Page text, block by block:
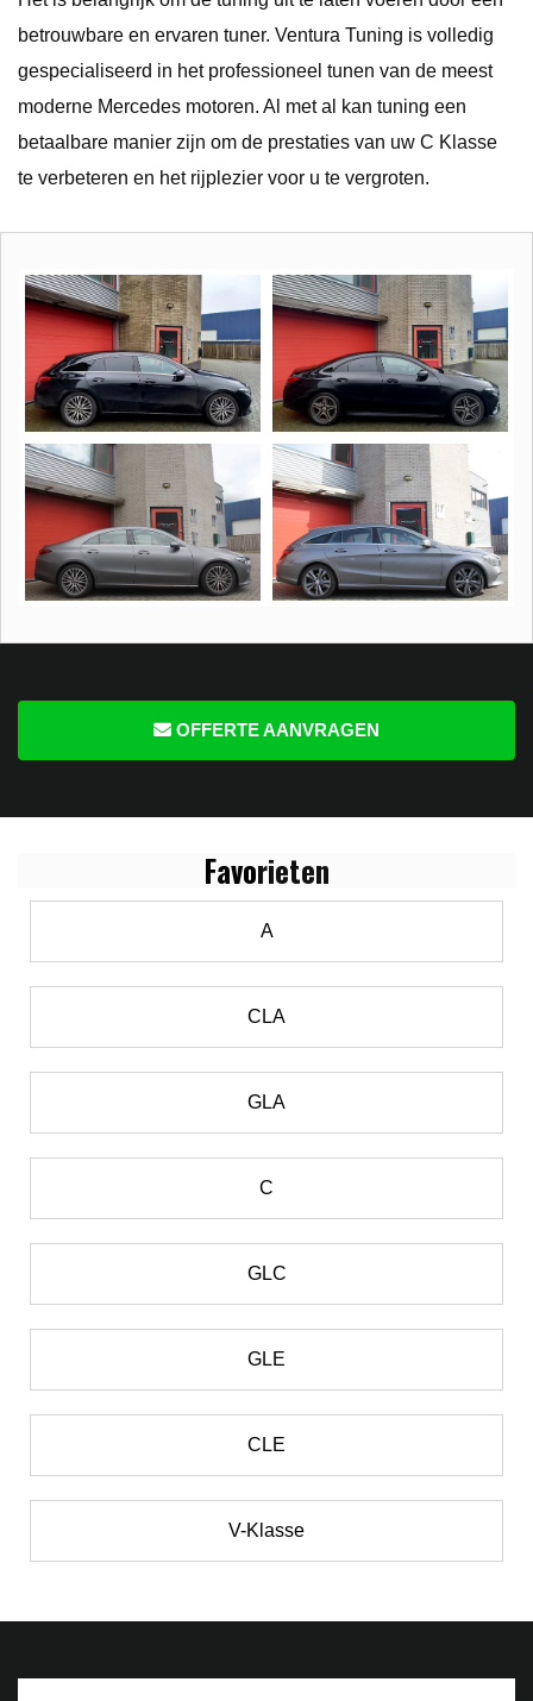
betrouwbare en ervaren tuner. Ventura Tuning is volledig
gespecialiseerd in het professioneel tunen van de meest
moderne Mercedes motoren. Al met al kan tuning een
betaalbare manier zijn om de prestaties van uw C Klasse
te verbeteren en het rijplezier voor u te vergroten.
OFFERTE AANVRAGEN
Favorieten
A
CLA
GLA
C
GLC
GLE
CLE
V-Klasse